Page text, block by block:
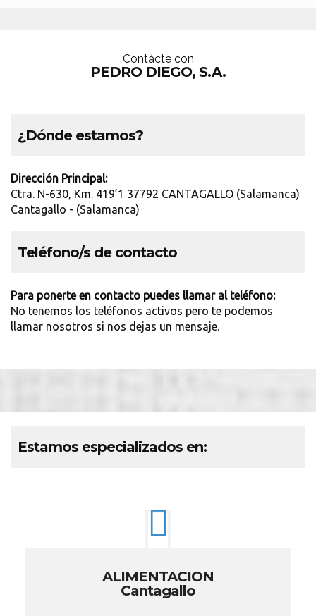
Contácte con
PEDRO DIEGO, S.A.
¿Dónde estamos?
Dirección Principal:
Ctra. N-630, Km. 419’1 37792 CANTAGALLO (Salamanca)
Cantagallo - (Salamanca)
Teléfono/s de contacto
Para ponerte en contacto puedes llamar al teléfono:
No tenemos los teléfonos activos pero te podemos
llamar nosotros si nos dejas un mensaje.
Estamos especializados en:
ALIMENTACION
Cantagallo